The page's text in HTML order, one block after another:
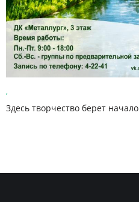
,
Здесь творчество берет начало